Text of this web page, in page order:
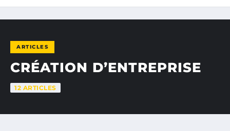
ARTICLES
CRÉATION D’ENTREPRISE
12 ARTICLES